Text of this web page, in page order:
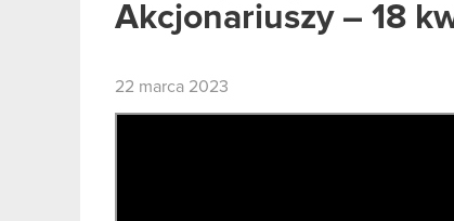
Akcjonariuszy – 18
22 marca 2023